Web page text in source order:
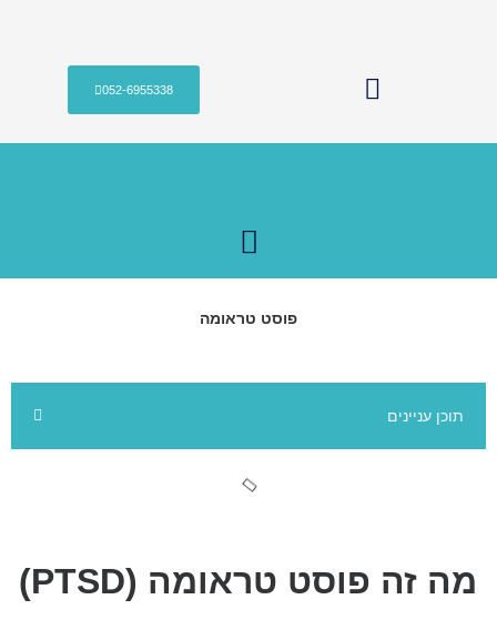
052-6955338
פוסט טראומה
תוכן עניינים
מה זה פוסט טראומה (PTSD)